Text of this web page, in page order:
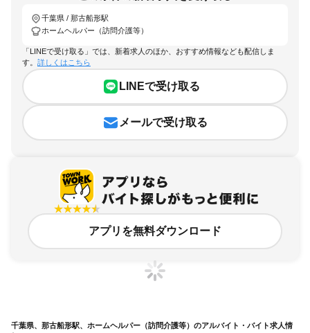
千葉県 / 那古船形駅
ホームヘルパー（訪問介護等）
「LINEで受け取る」では、新着求人のほか、おすすめ情報なども配信しま
す。 詳しくはこちら
LINEで受け取る
メールで受け取る
アプリを無料ダウンロード
千葉県、那古船形駅、ホームヘルパー（訪問介護等）のアルバイト・バイト求人情